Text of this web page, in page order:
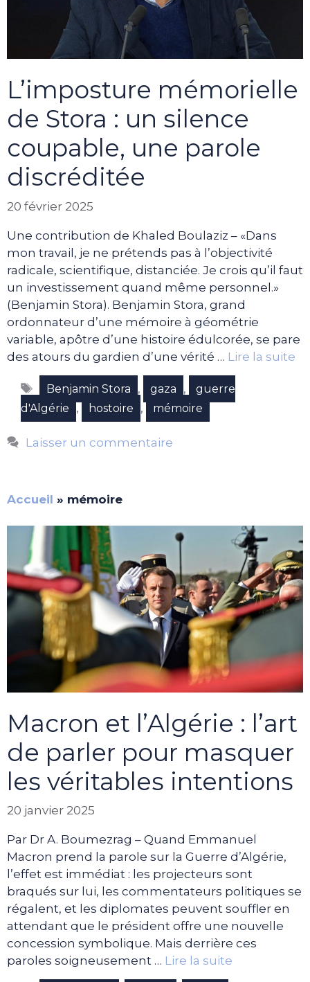
L’imposture mémorielle
de Stora : un silence
coupable, une parole
discréditée
20 février 2025
Une contribution de Khaled Boulaziz – «Dans
mon travail, je ne prétends pas à l’objectivité
radicale, scientifique, distanciée. Je crois qu’il faut
un investissement quand même personnel.»
(Benjamin Stora). Benjamin Stora, grand
ordonnateur d’une mémoire à géométrie
variable, apôtre d’une histoire édulcorée, se pare
des atours du gardien d’une vérité … Lire la suite
Étiquettes
Benjamin Stora , gaza ,
guerre
d'Algérie
, hostoire , mémoire
Laisser un commentaire
Accueil » mémoire
Macron et l’Algérie : l’art
de parler pour masquer
les véritables intentions
20 janvier 2025
Par Dr A. Boumezrag – Quand Emmanuel
Macron prend la parole sur la Guerre d’Algérie,
l’effet est immédiat : les projecteurs sont
braqués sur lui, les commentateurs politiques se
régalent, et les diplomates peuvent souffler en
attendant que le président offre une nouvelle
concession symbolique. Mais derrière ces
paroles soigneusement … Lire la suite